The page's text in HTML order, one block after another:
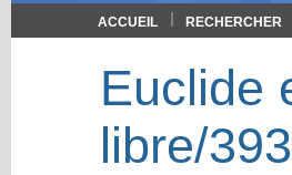
ACCUEIL RECHERCHER
Euclide
libre/